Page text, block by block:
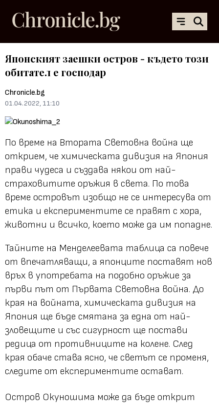
Японският заешки остров - където този
обитател е господар
Chronicle.bg
01.04.2022, 11:10
По време на Втората Световна война ще
открием, че химическата дивизия на Япония
прави чудеса и създава някои от най-
страховитите оръжия в света. По това
време островът изобщо не се интересува от
етика и експериментите се правят с хора,
животни и всичко, което може да им попадне.
Тайните на Менделеевата таблица са повече
от впечатляващи, а японците поставят нов
връх в употребата на подобно оръжие за
първи път от Първата Световна война. До
края на войната, химическата дивизия на
Япония ще бъде смятана за една от най-
зловещите и със сигурност ще постави
редица от противниците на колене. След
края обаче става ясно, че светът се променя,
следите от експериментите остават.
Остров Окуношима може да бъде открит